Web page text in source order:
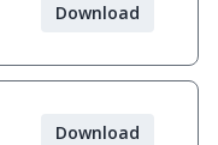
Download
Download